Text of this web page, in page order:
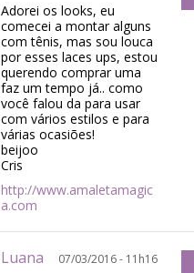
Adorei os looks, eu
comecei a montar alguns
com tênis, mas sou louca
por esses laces ups, estou
querendo comprar uma
faz um tempo já.. como
você falou da para usar
com vários estilos e para
várias ocasiões!
beijoo
Cris
http://www.amaletamagic
a.com
Luana 07/03/2016 - 11h16